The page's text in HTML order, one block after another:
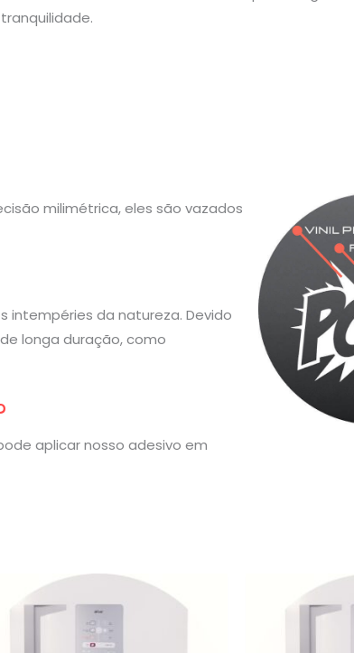
tranquilidade.
milimétrica, eles são vazados
intempéries da natureza. Devido
longa duração, como
aplicar nosso adesivo em